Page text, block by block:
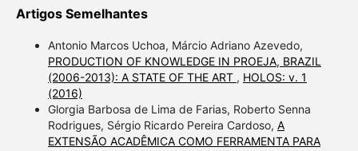
Artigos Semelhantes
Antonio Marcos Uchoa, Márcio Adriano Azevedo,
PRODUCTION OF KNOWLEDGE IN PROEJA, BRAZIL
(2006-2013): A STATE OF THE ART , HOLOS: v. 1
(2016)
Glorgia Barbosa de Lima de Farias, Roberto Senna
Rodrigues, Sérgio Ricardo Pereira Cardoso, A
EXTENSÃO ACADÊMICA COMO FERRAMENTA PARA